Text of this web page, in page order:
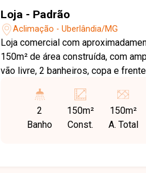
Loja - Padrão
Aclimação - Uberlândia/MG
Loja comercial com
150m² de área construída, com
vão livre, 2 banheiros, copa e frente
estacionamento, ideal para diversos
tipos de comércio.
2
Banho
150m²
Const.
150m²
A. Total